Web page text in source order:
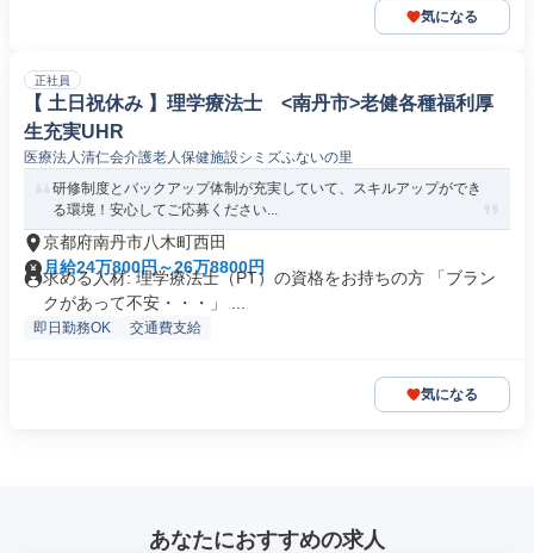
気になる
正社員
【 土日祝休み 】理学療法士 <南丹市>老健各種福利厚
生充実UHR
医療法人清仁会介護老人保健施設シミズふないの里
研修制度とバックアップ体制が充実していて、スキルアップができ
る環境！安心してご応募ください...
京都府南丹市八木町西田
月給24万800円～26万8800円
求める人材: 理学療法士（PT）の資格をお持ちの方 「ブラン
クがあって不安・・・」 ...
即日勤務OK 交通費支給
気になる
あなたにおすすめの求人